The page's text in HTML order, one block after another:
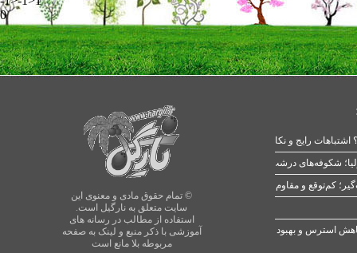
0
© تمام حقوق مادی و معنوی این
سایت متعلق به نارگیل است.
استفاده از مطالب در رسانه های
آموزشی با ذکر منبع و لینک به صفحه
مربوطه بلا مانع است
رایج و نکات طلایی
شکوفه‌های درشت در بهار